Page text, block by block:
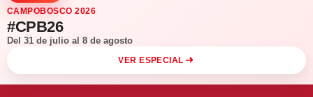
CAMPOBOSCO 2026
#CPB26
Del 31 de julio al 8 de agosto
VER ESPECIAL